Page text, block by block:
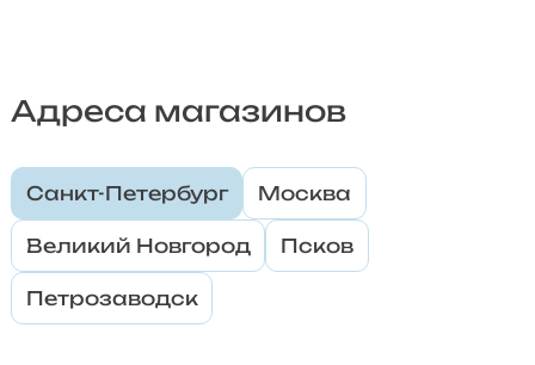
Адреса магазинов
Санкт-Петербург Москва
Великий Новгород Псков
Петрозаводск